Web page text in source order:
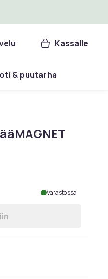
Kassalle
& puutarha
Varastossa
VIERAILLE HÄÄT,